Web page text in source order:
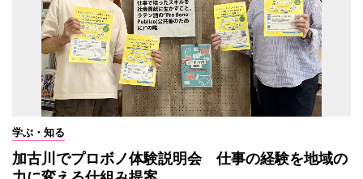
学ぶ・知る
加古川でプロボノ体験説明会 仕事の経験を地域の